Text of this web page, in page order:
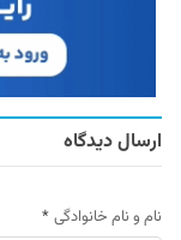
ارسال دیدگاه
نام و نام خانوادگی *